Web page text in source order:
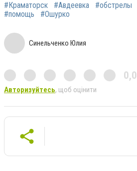
#Краматорск #Авдеевка #обстрелы
#помощь
#Ошурко
Синельченко Юлия
0,0
Авторизуйтесь, щоб оцінити